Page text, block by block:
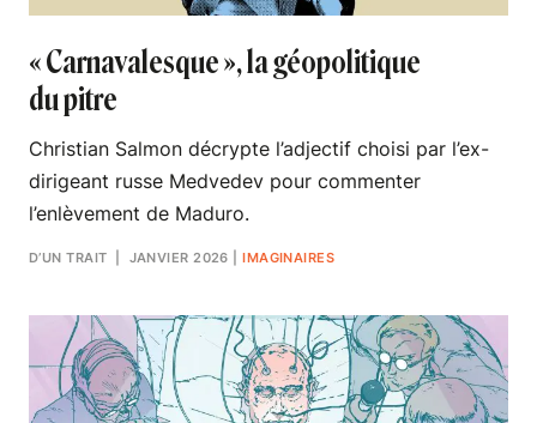
« Carnavalesque », la géopolitique
du pitre
Christian Salmon décrypte l’adjectif choisi par l’ex-
dirigeant russe Medvedev pour commenter
l’enlèvement de Maduro.
D’UN TRAIT | JANVIER 2026 |IMAGINAIRES